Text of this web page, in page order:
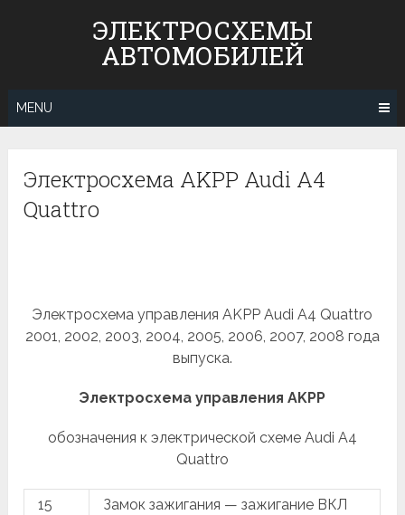
ЭЛЕКТРОСХЕМЫ
АВТОМОБИЛЕЙ
MENU
Электросхема AKPP Audi А4
Quattro
Электросхема управления AKPP Audi A4 Quattro
2001, 2002, 2003, 2004, 2005, 2006, 2007, 2008 года
выпуска.
Электросхема управления AKPP
обозначения к электрической схеме Audi A4
Quattro
15
Замок зажигания — зажигание ВКЛ